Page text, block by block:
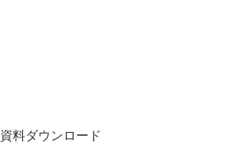
資料ダウンロード